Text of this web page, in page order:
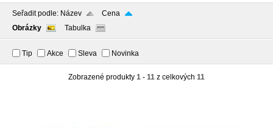
Seřadit podle: Název
Cena
Obrázky
Tabulka
Tip Akce Sleva Novinka
Zobrazené produkty 1 - 11 z celkových 11